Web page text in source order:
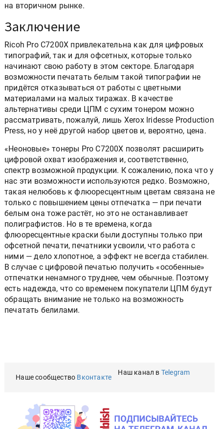
на вторичном рынке.
Заключение
Ricoh Pro C7200X привлекательна как для цифровых
типографий, так и для офсетных, которые только
начинают свою работу в этом секторе. Благодаря
возможности печатать белым такой типографии не
придётся отказываться от работы с цветными
материалами на малых тиражах. В качестве
альтернативы среди ЦПМ с сухим тонером можно
рассматривать, пожалуй, лишь Xerox Iridesse Production
Press, но у неё другой набор цветов и, вероятно, цена.
«Неоновые» тонеры Pro C7200X позволят расширить
цифровой охват изображения и, соответственно,
спектр возможной продукции. К сожалению, пока что у
нас эти возможности используются редко. Возможно,
такая нелюбовь к флюоресцентным цветам связана не
только с повышением цены отпечатка — при печати
белым она тоже растёт, но это не останавливает
полиграфистов. Но в те времена, когда
флюоресцентные краски были доступны только при
офсетной печати, печатники усвоили, что работа с
ними — дело хлопотное, а эффект не всегда стабилен.
В случае с цифровой печатью получить «особенные»
отпечатки ненамного труднее, чем обычные. Поэтому
есть надежда, что со временем покупатели ЦПМ будут
обращать внимание не только на возможность
печатать белилами.
Наше сообщество Вконтакте
Наш канал в Telegram